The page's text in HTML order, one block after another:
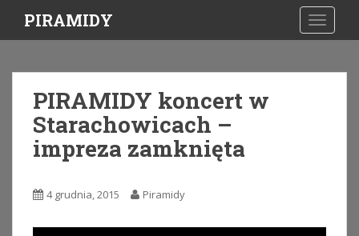
i
PIRAMIDY
PIRAMIDY koncert w
Starachowicach –
impreza zamknięta
4 grudnia, 2015 Piramidy